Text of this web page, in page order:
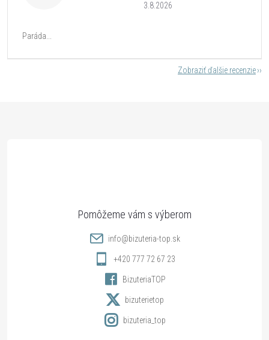
3.8.2026
Paráda...
Zobraziť ďalšie recenzie
info@bizuteria-top.sk
+420 777 72 67 23
BizuteriaTOP
bizuterietop
bizuteria_top